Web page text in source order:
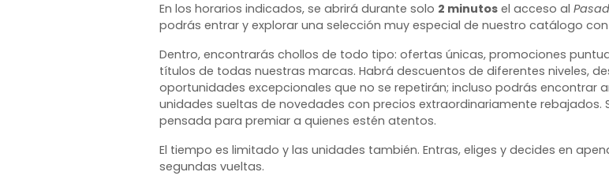
En los horarios indicados, se abrirá durante solo 2 minutos el acceso al
podrás entrar y explorar una selección muy especial de nuestro catálogo
Dentro, encontrarás chollos de todo tipo: ofertas únicas, promociones
títulos de todas nuestras marcas. Habrá descuentos de diferentes niveles,
oportunidades excepcionales que no se repetirán; incluso podrás encontrar
unidades sueltas de novedades con precios extraordinariamente
pensada para premiar a quienes estén atentos.
El tiempo es limitado y las unidades también. Entras, eliges y decides en
segundas vueltas.